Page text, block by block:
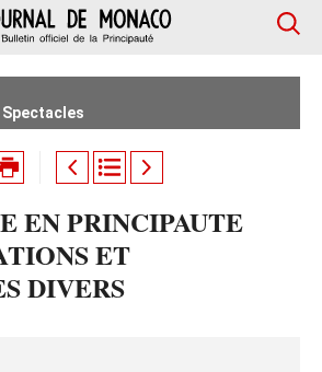
EN PRINCIPAUTE
ET
DIVERS